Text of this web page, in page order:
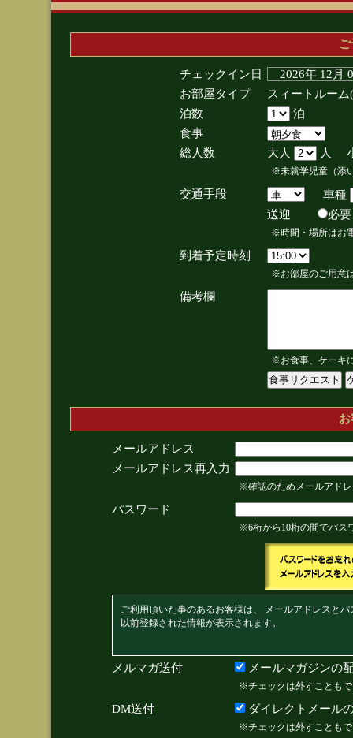
チェックイン日
2026年 12
お部屋タイプ
スィートルー
泊数
泊
食事
総人数
大人 人
※未就学児童（添
交通手段
車種
送迎
※時間・場所はお
到着予定時刻
※お部屋のご用意
備考欄
※お食事、ケーキ
メールアドレス
メールアドレス再入力
※確認のためメールアド
パスワード
※6桁から10桁の間でパス
ご利用頂いた事のあるお客様は、 メールアドレスと
以前登録された情報が表示されます。
メルマガ送付 メールマガジンの
※チェックは外すことも
DM送付 ダイレクトメール
※チェックは外すことも